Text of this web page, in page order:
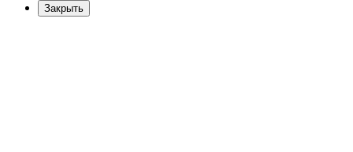
Закрыть